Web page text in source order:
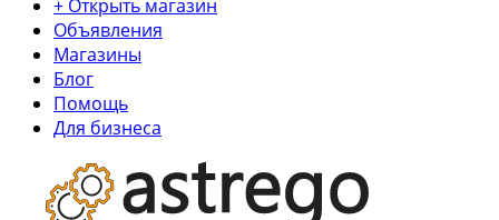
+ Открыть магазин
Объявления
Магазины
Блог
Помощь
Для бизнеса